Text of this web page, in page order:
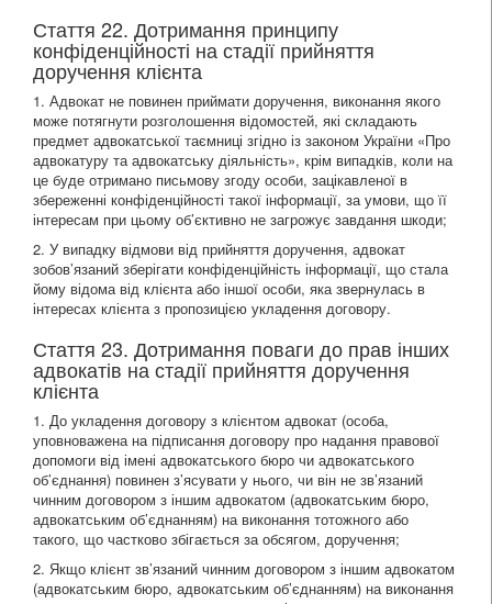
Стаття 22. Дотримання принципу
конфіденційності на стадії прийняття
доручення клієнта
1. Адвокат не повинен приймати доручення, виконання якого
може потягнути розголошення відомостей, які складають
предмет адвокатської таємниці згідно із законом України «Про
адвокатуру та адвокатську діяльність», крім випадків, коли на
це буде отримано письмову згоду особи, зацікавленої в
збереженні конфіденційності такої інформації, за умови, що її
інтересам при цьому об’єктивно не загрожує завдання шкоди;
2. У випадку відмови від прийняття доручення, адвокат
зобов’язаний зберігати конфіденційність інформації, що стала
йому відома від клієнта або іншої особи, яка звернулась в
інтересах клієнта з пропозицією укладення договору.
Стаття 23. Дотримання поваги до прав інших
адвокатів на стадії прийняття доручення
клієнта
1. До укладення договору з клієнтом адвокат (особа,
уповноважена на підписання договору про надання правової
допомоги від імені адвокатського бюро чи адвокатського
об’єднання) повинен з’ясувати у нього, чи він не зв’язаний
чинним договором з іншим адвокатом (адвокатським бюро,
адвокатським об’єднанням) на виконання тотожного або
такого, що частково збігається за обсягом, доручення;
2. Якщо клієнт зв’язаний чинним договором з іншим адвокатом
(адвокатським бюро, адвокатським об’єднанням) на виконання